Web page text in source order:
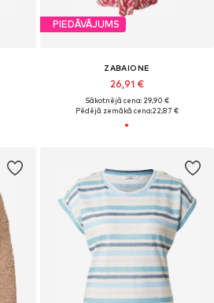
PIEDĀVĀJUMS
ZABAIONE
26,91 €
Sākotnējā cena: 29,90 €
Pēdējā zemākā cena:22,87 €